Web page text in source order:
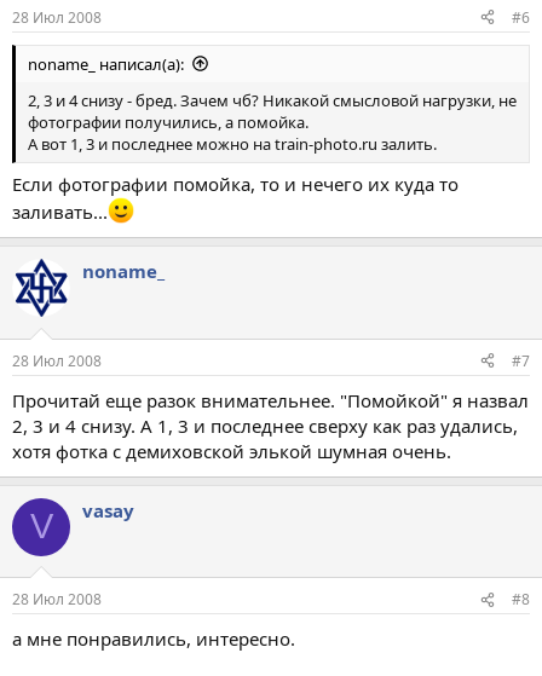
28 Июл 2008 #6
noname_ написал(а):
2, 3 и 4 снизу - бред. Зачем чб? Никакой смысловой нагрузки, не
фотографии получились, а помойка.
А вот 1, 3 и последнее можно на train-photo.ru залить.
Если фотографии помойка, то и нечего их куда то
заливать...
noname_
28 Июл 2008 #7
Прочитай еще разок внимательнее. "Помойкой" я назвал
2, 3 и 4 снизу. А 1, 3 и последнее сверху как раз удались,
хотя фотка с демиховской элькой шумная очень.
V vasay
28 Июл 2008 #8
а мне понравились, интересно.